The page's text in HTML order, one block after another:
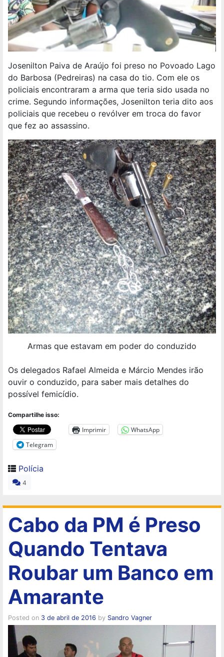
Josenilton Paiva de Araújo foi preso no Povoado Lago
do Barbosa (Pedreiras) na casa do tio. Com ele os
policiais encontraram a arma que teria sido usada no
crime. Segundo informações, Josenilton teria dito aos
policiais que recebeu o revólver em troca do favor
que fez ao assassino.
Armas que estavam em poder do conduzido
Os delegados Rafael Almeida e Márcio Mendes irão
ouvir o conduzido, para saber mais detalhes do
possível femicídio.
Compartilhe isso:
Imprimir
WhatsApp
Telegram
Polícia
4
Cabo da PM é Preso
Quando Tentava
Roubar um Banco em
Amarante
Posted on 3 de abril de 2016 by Sandro Vagner